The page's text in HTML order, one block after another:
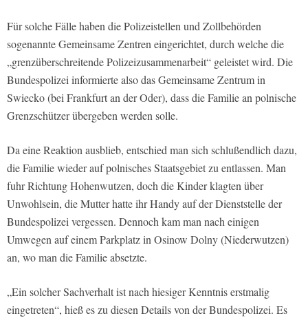
Für solche Fälle haben die Polizeistellen und Zollbehörden
sogenannte Gemeinsame Zentren eingerichtet, durch welche die
„grenzüberschreitende Polizeizusammenarbeit“ geleistet wird. Die
Bundespolizei informierte also das Gemeinsame Zentrum in
Swiecko (bei Frankfurt an der Oder), dass die Familie an polnische
Grenzschützer übergeben werden solle.
Da eine Reaktion ausblieb, entschied man sich schlußendlich dazu,
die Familie wieder auf polnisches Staatsgebiet zu entlassen. Man
fuhr Richtung Hohenwutzen, doch die Kinder klagten über
Unwohlsein, die Mutter hatte ihr Handy auf der Dienststelle der
Bundespolizei vergessen. Dennoch kam man nach einigen
Umwegen auf einem Parkplatz in Osinow Dolny (Niederwutzen)
an, wo man die Familie absetzte.
„Ein solcher Sachverhalt ist nach hiesiger Kenntnis erstmalig
eingetreten“, hieß es zu diesen Details von der Bundespolizei. Es